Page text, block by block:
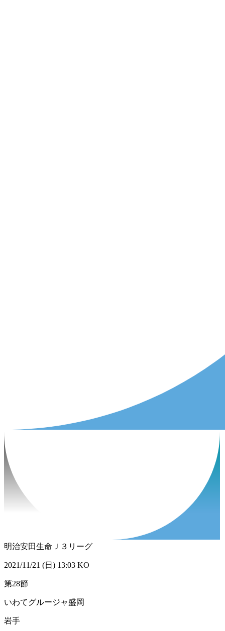
明治安田生命Ｊ３リーグ
2021/11/21 (日) 13:03 KO
第28節
いわてグルージャ盛岡
岩手